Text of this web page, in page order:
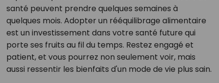
santé peuvent prendre quelques semaines à
quelques mois. Adopter un rééquilibrage alimentaire
est un investissement dans votre santé future qui
porte ses fruits au fil du temps. Restez engagé et
patient, et vous pourrez non seulement voir, mais
aussi ressentir les bienfaits d'un mode de vie plus sain.